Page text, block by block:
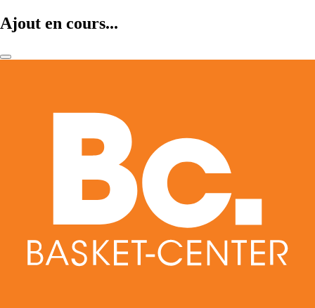
Ajout en cours...